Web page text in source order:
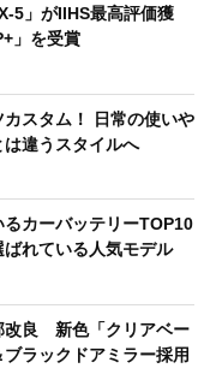
5」がIIHS最高評価獲
」を受賞
スタム！ 日常の使いや
違うスタイルへ
るカーバッテリーTOP10
ばれている人気モデル
改良 新色「クリアベー
ラックドアミラー採用